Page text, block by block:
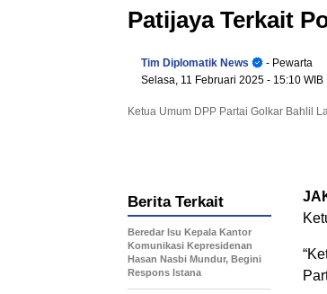
Patijaya Terkait
Tim Diplomatik News
- Pewarta
Selasa, 11 Februari 2025 - 15:10 WIB
Ketua Umum DPP Partai Golkar Bahlil
Berita Terkait
Beredar Isu Kepala Kantor
Komunikasi Kepresidenan
Hasan Nasbi Mundur, Begini
Respons Istana